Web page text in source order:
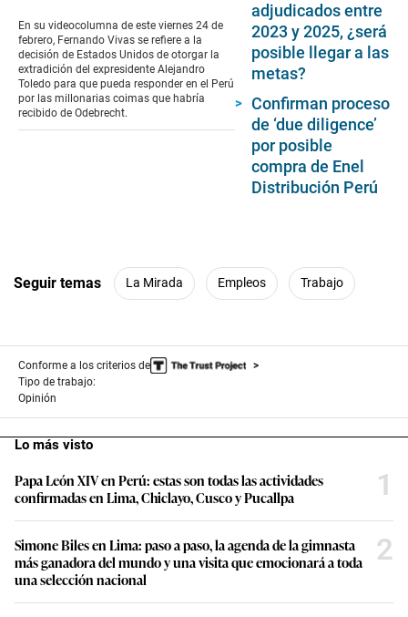
of
3
minutes,
37
seconds
En su videocolumna de este viernes 24 de
febrero, Fernando Vivas se refiere a la
decisión de Estados Unidos de otorgar la
extradición del expresidente Alejandro
Toledo para que pueda responder en el Perú
por las millonarias coimas que habría
recibido de Odebrecht.
adjudicados entre
2023 y 2025, ¿será
posible llegar a las
metas?
Confirman proceso
de ‘due diligence’
por posible
compra de Enel
Distribución Perú
Seguir temas La Mirada Empleos Trabajo
Conforme a los criterios de
Tipo de trabajo:
Opinión
Lo más visto
Papa León XIV en Perú: estas son todas las actividades
confirmadas en Lima, Chiclayo, Cusco y Pucallpa
1
Simone Biles en Lima: paso a paso, la agenda de la gimnasta
más ganadora del mundo y una visita que emocionará a toda
una selección nacional
2